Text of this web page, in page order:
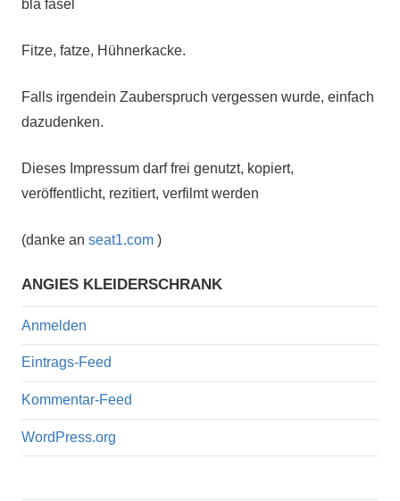
bla fasel
Fitze, fatze, Hühnerkacke.
Falls irgendein Zauberspruch vergessen wurde, einfach
dazudenken.
Dieses Impressum darf frei genutzt, kopiert,
veröffentlicht, rezitiert, verfilmt werden
(danke an seat1.com )
ANGIES KLEIDERSCHRANK
Anmelden
Eintrags-Feed
Kommentar-Feed
WordPress.org